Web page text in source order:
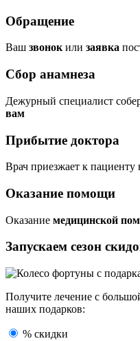
Обращение
Ваш звонокили заявка
Сбор анамнеза
Дежурный специалист
вам
Прибытие доктора
Врач приезжает к пациенту
Оказание помощи
Оказание медицинской
Запускаем сезон
Получите лечение с
наших подарков:
% скидки